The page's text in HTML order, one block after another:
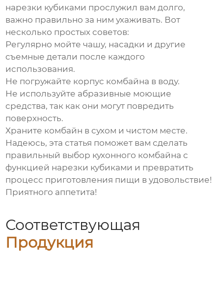
нарезки кубиками прослужил вам долго,
важно правильно за ним ухаживать. Вот
несколько простых советов:
Регулярно мойте чашу, насадки и другие
съемные детали после каждого
использования.
Не погружайте корпус комбайна в воду.
Не используйте абразивные моющие
средства, так как они могут повредить
поверхность.
Храните комбайн в сухом и чистом месте.
Надеюсь, эта статья поможет вам сделать
правильный выбор кухонного комбайна с
функцией нарезки кубиками и превратить
процесс приготовления пищи в удовольствие!
Приятного аппетита!
Соответствующая
Продукция